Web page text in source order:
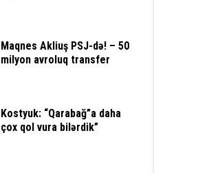
Maqnes Akliuş PSJ-də! – 50
milyon avroluq transfer
Kostyuk: “Qarabağ”a daha
çox qol vura bilərdik”